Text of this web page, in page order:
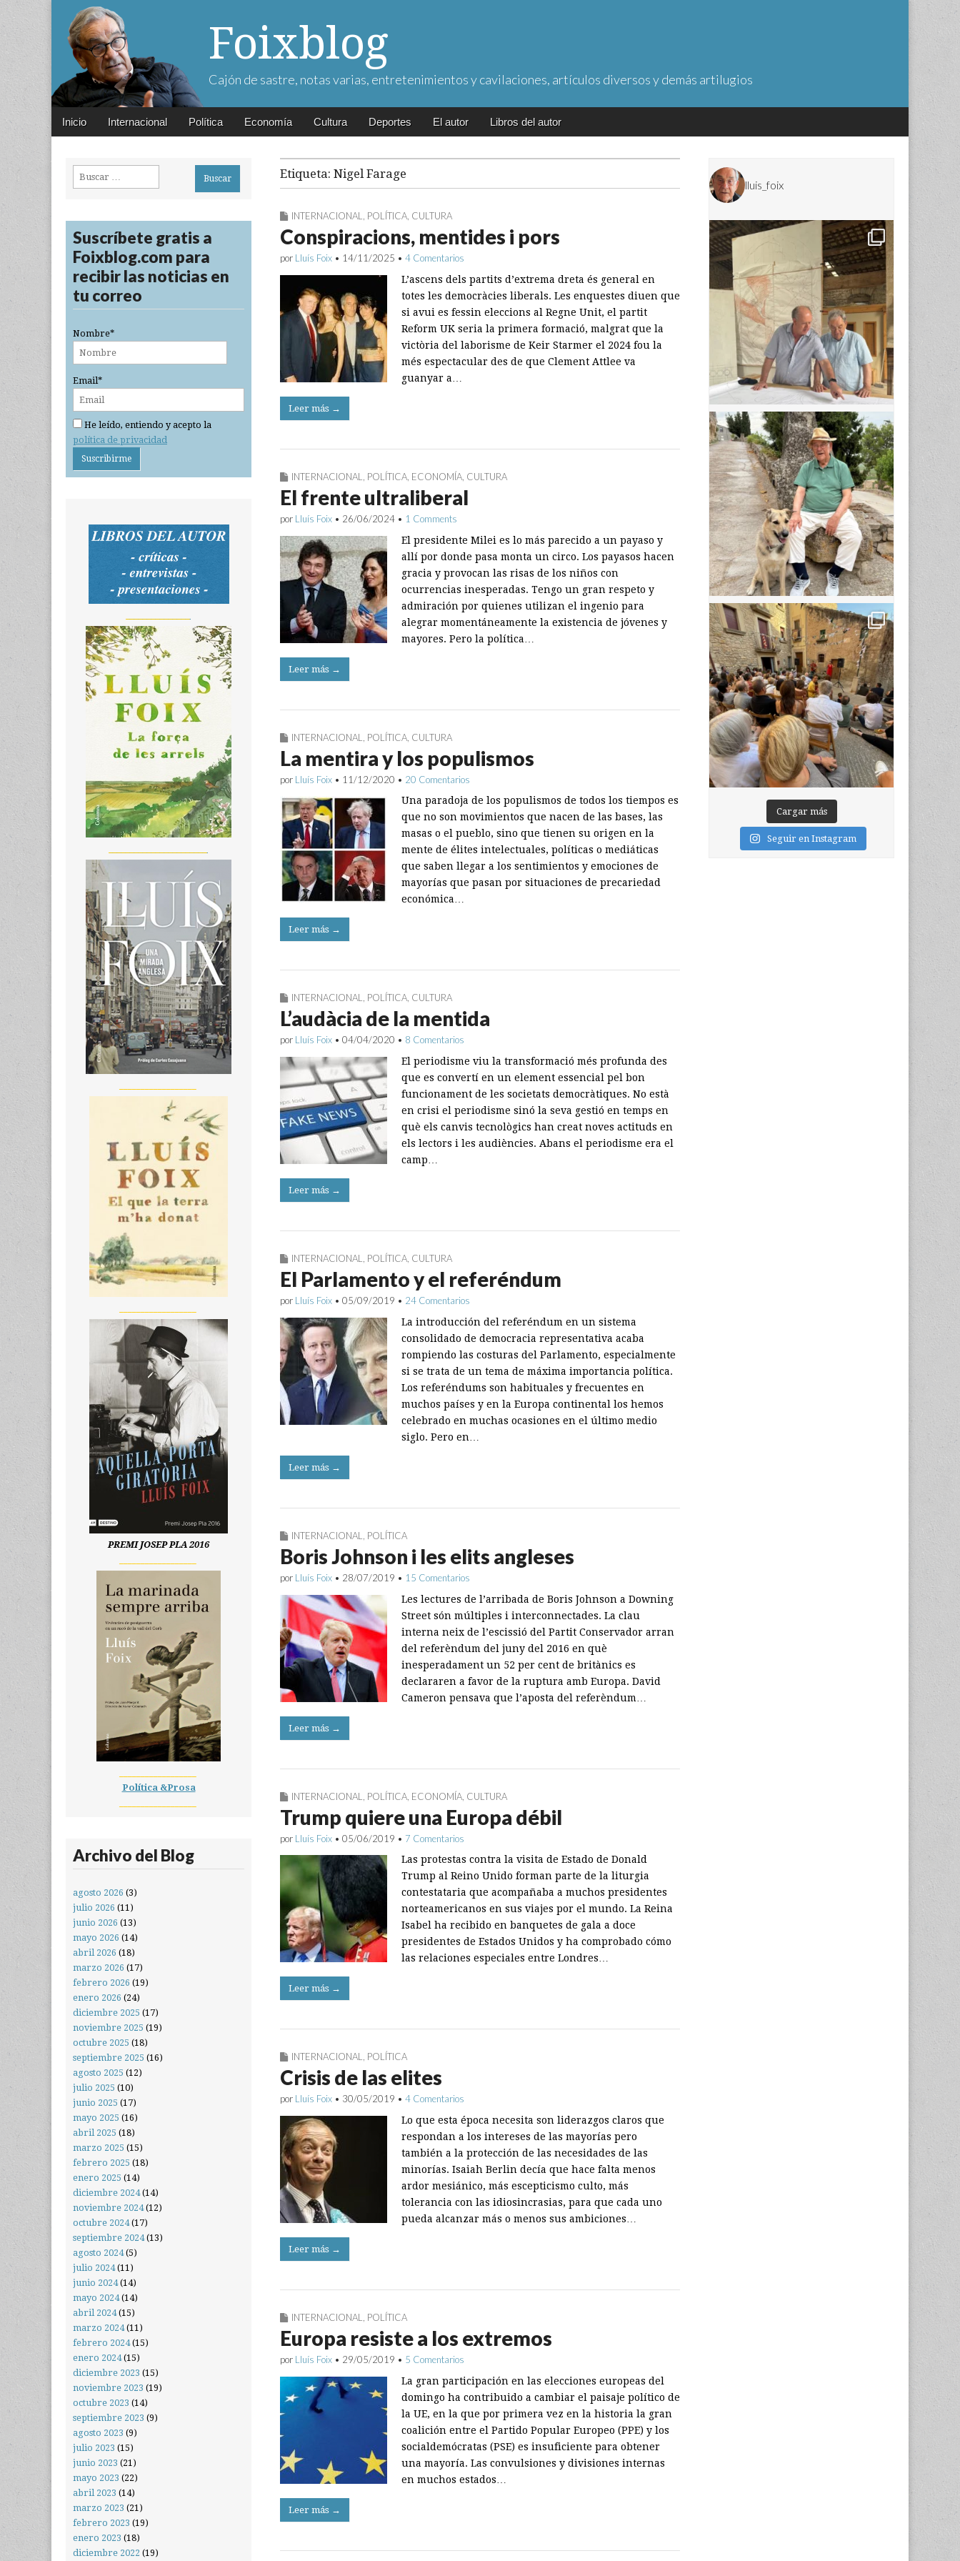
Foixblog
Cajón de sastre, notas varias, entretenimientos y cavilaciones, artículos diversos y demás artilugios
Main
Skip
Inicio Internacional Política Economía Cultura Deportes El autor Libros del autor
Etiqueta: Nigel Farage
INTERNACIONAL POLÍTICA CULTURA
Conspiracions, mentides i pors
por Lluís Foix • 14/11/2025 • 4 Comentarios
L’ascens dels partits d’extrema dreta és general en
totes les democràcies liberals. Les enquestes diuen que
si avui es fessin eleccions al Regne Unit, el partit
Reform UK seria la primera formació, malgrat que la
victòria del laborisme de Keir Starmer el 2024 fou la
més espectacular des de que Clement Attlee va
guanyar a…
Leer más →
INTERNACIONAL POLÍTICA ECONOMÍA CULTURA
El frente ultraliberal
por Lluís Foix • 26/06/2024 • 1 Comments
El presidente Milei es lo más parecido a un payaso y
allí por donde pasa monta un circo. Los payasos hacen
gracia y provocan las risas de los niños con
ocurrencias inesperadas. Tengo un gran respeto y
admiración por quienes utilizan el ingenio para
alegrar momentáneamente la existencia de jóvenes y
mayores. Pero la política…
Leer más →
INTERNACIONAL POLÍTICA CULTURA
La mentira y los populismos
por Lluís Foix • 11/12/2020 • 20 Comentarios
Una paradoja de los po­pulismos de todos los tiempos es
que no son movimientos que nacen de las bases, las
masas o el pueblo, sino que tienen su origen en la
mente de élites intelectuales, políticas o mediáticas
que saben llegar a los ­sentimientos y emociones de
mayorías que pasan por situaciones de pre­cariedad
económica…
Leer más →
INTERNACIONAL, POLÍTICA, CULTURA
L’audàcia de la mentida
por Lluís Foix • 04/04/2020 • 8 Comentarios
El periodisme viu la transformació més profunda des
que es convertí en un element essencial pel bon
funcionament de les societats democràtiques. No està
en crisi el periodisme sinó la seva gestió en temps en
què els canvis tecnològics han creat noves actituds en
els lectors i les audiències. Abans el periodisme era el
camp…
Leer más →
INTERNACIONAL POLÍTICA CULTURA
El Parlamento y el referéndum
por Lluís Foix • 05/09/2019 • 24 Comentarios
La introducción del referéndum en un sistema
consolidado de democracia representativa acaba
rompiendo las costuras del Parlamento, especialmente
si se trata de un tema de máxima importancia política.
Los referéndums son habituales y frecuentes en
muchos países y en la Europa continental los hemos
celebrado en muchas ocasiones en el último medio
siglo. Pero en…
Leer más →
INTERNACIONAL POLÍTICA
Boris Johnson i les elits angleses
por Lluís Foix • 28/07/2019 • 15 Comentarios
Les lectures de l’arribada de Boris Johnson a Downing
Street són múltiples i interconnectades. La clau
interna neix de l’escissió del Partit Conservador arran
del referèndum del juny del 2016 en què
inesperadament un 52 per cent de britànics es
declararen a favor de la ruptura amb Europa. David
Cameron pensava que l’aposta del referèndum…
Leer más →
INTERNACIONAL POLÍTICA ECONOMÍA CULTURA
Trump quiere una Europa débil
por Lluís Foix • 05/06/2019 • 7 Comentarios
Las protestas contra la visita de Estado de Donald
Trump al Reino Unido forman parte de la liturgia
contestataria que acompañaba a muchos presidentes
norteamericanos en sus viajes por el mundo. La Reina
Isabel ha recibido en banquetes de gala a doce
presidentes de Estados Unidos y ha comprobado cómo
las relaciones especiales entre Londres…
Leer más →
INTERNACIONAL, POLÍTICA
Crisis de las elites
por Lluís Foix • 30/05/2019 • 4 Comentarios
Lo que esta época necesita son liderazgos claros que
respondan a los intereses de las mayorías pero
también a la protección de las necesidades de las
minorías. Isaiah Berlin decía que hace falta menos
ardor mesiánico, más escepticismo culto, más
tolerancia con las idiosincrasias, para que cada uno
pueda alcanzar más o menos sus ambiciones…
Leer más →
INTERNACIONAL, POLÍTICA
Europa resiste a los extremos
por Lluís Foix • 29/05/2019 • 5 Comentarios
La gran participación en las elecciones europeas del
domingo ha contribuido a cambiar el paisaje político de
la UE, en la que por primera vez en la historia la gran
coalición entre el Partido Popular Europeo (PPE) y los
socialdemócratas (PSE) es insuficiente para obtener
una mayoría. Las convulsiones y divisiones internas
en muchos estados…
Leer más →
Buscar:
Suscríbete gratis a
Foixblog.com para
recibir las noticias en
tu correo
Nombre*
Email*
He leído, entiendo y acepto la
política de privacidad
PREMI JOSEP PLA 2016
Política &Prosa
Archivo del Blog
agosto 2026 (3)
julio 2026 (11)
junio 2026 (13)
mayo 2026 (14)
abril 2026 (18)
marzo 2026 (17)
febrero 2026 (19)
enero 2026 (24)
diciembre 2025 (17)
noviembre 2025 (19)
octubre 2025 (18)
septiembre 2025 (16)
agosto 2025 (12)
julio 2025 (10)
junio 2025 (17)
mayo 2025 (16)
abril 2025 (18)
marzo 2025 (15)
febrero 2025 (18)
enero 2025 (14)
diciembre 2024(14)
noviembre 2024(12)
octubre 2024(17)
septiembre 2024(13)
agosto 2024(5)
julio 2024(11)
junio 2024(14)
mayo 2024(14)
abril 2024(15)
marzo 2024(11)
febrero 2024(15)
enero 2024(15)
diciembre 2023 (15)
noviembre 2023 (19)
octubre 2023 (14)
septiembre 2023 (9)
agosto 2023 (9)
julio 2023 (15)
junio 2023 (21)
mayo 2023 (22)
abril 2023 (14)
marzo 2023 (21)
febrero 2023 (19)
enero 2023 (18)
diciembre 2022 (19)
lluis_foix
Cargar más
Seguir en Instagram